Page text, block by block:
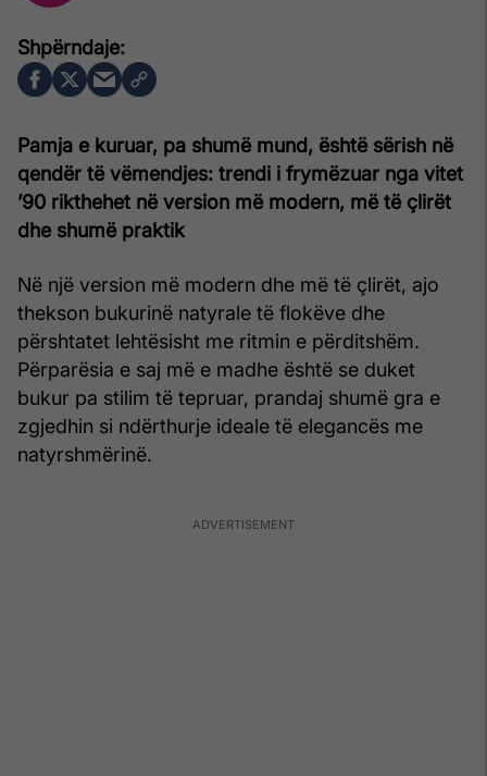
Pamja e kuruar, pa shumë mund, është sërish në
qendër të vëmendjes: trendi i frymëzuar nga vitet
’90 rikthehet në version më modern, më të çlirët
dhe shumë praktik
Në një version më modern dhe më të çlirët, ajo
thekson bukurinë natyrale të flokëve dhe
përshtatet lehtësisht me ritmin e përditshëm.
Përparësia e saj më e madhe është se duket
bukur pa stilim të tepruar, prandaj shumë gra e
zgjedhin si ndërthurje ideale të elegancës me
natyrshmërinë.